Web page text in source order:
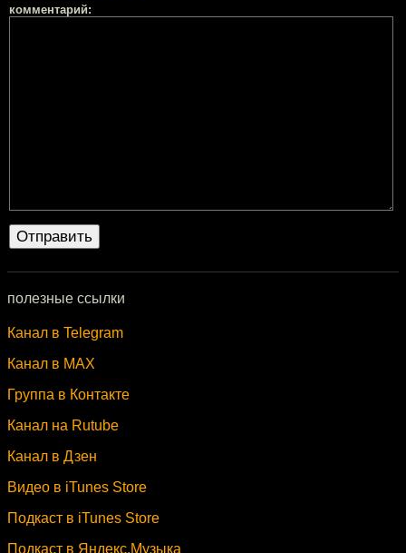
комментарий:
полезные ссылки
Канал в Telegram
Канал в MAX
Группа в Контакте
Канал на Rutube
Канал в Дзен
Видео в iTunes Store
Подкаст в iTunes Store
Подкаст в Яндекс.Музыка